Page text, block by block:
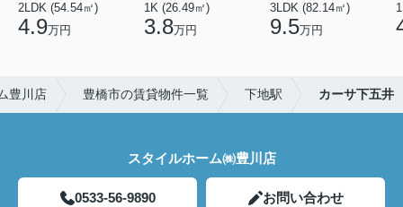
2LDK (54.54㎡)
4.9万円
1K (26.49㎡)
3.8万円
3LDK (82.14㎡)
9.5万円
豊川店 豊橋市の賃貸物件一覧 下地駅 カーサ下五井
スタイルホーム㈱豊川店
0533-56-9890 お問い合わせ